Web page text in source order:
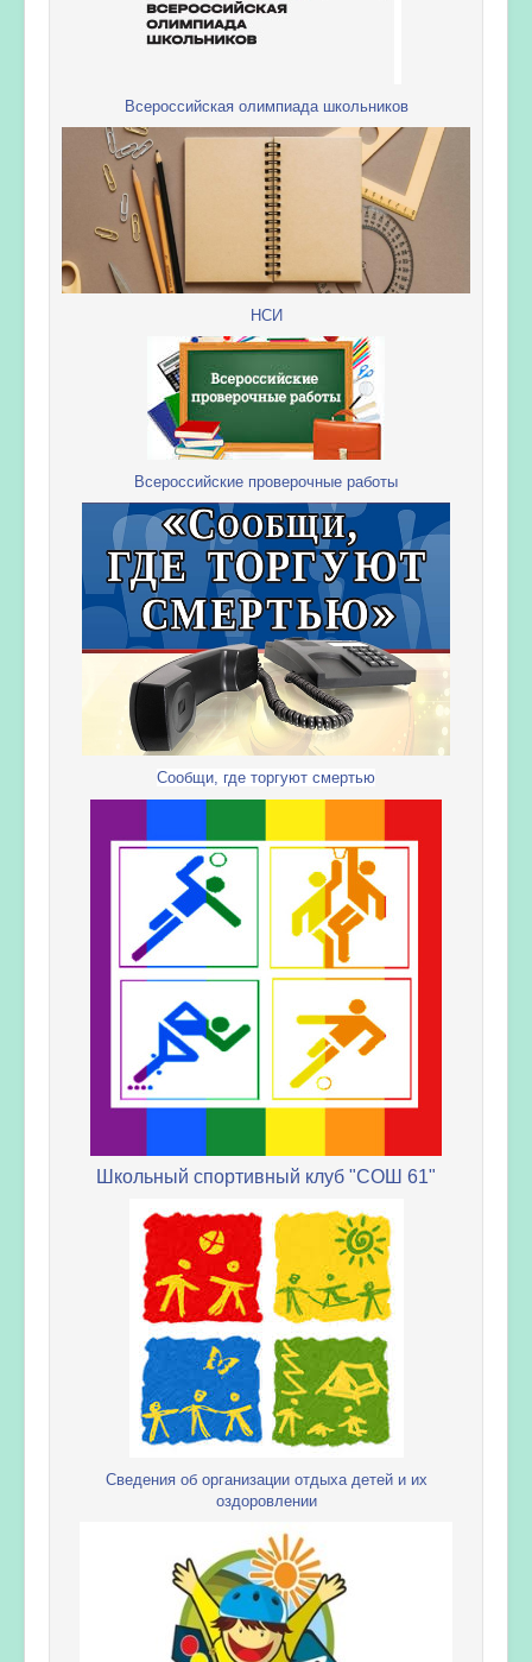
Всероссийская олимпиада школьников
НСИ
Всероссийские проверочные работы
Сообщи, где торгуют смертью
Школьный спортивный клуб "СОШ 61"
Сведения об организации отдыха детей и их
оздоровлении